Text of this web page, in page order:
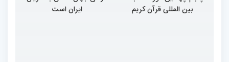
بین المللی قرآن کریم
ایران است